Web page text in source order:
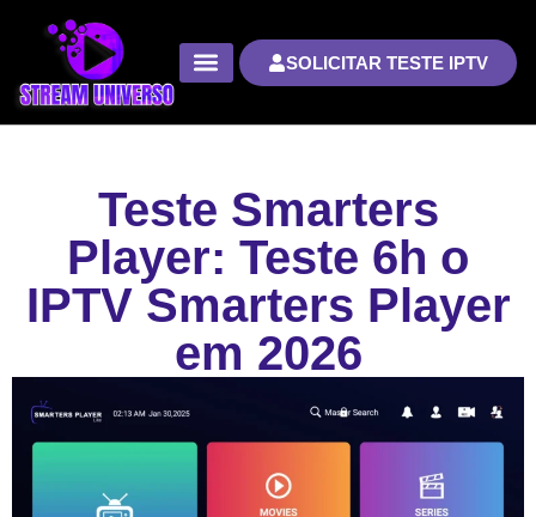
SOLICITAR TESTE IPTV
Teste Smarters
Player: Teste 6h o
IPTV Smarters Player
em 2026